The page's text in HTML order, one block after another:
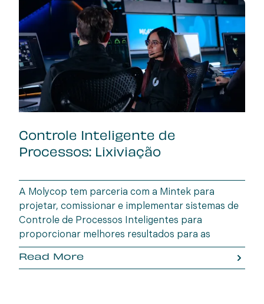
Controle Inteligente de
Processos: Lixiviação
A Molycop tem parceria com a Mintek para
projetar, comissionar e implementar sistemas de
Controle de Processos Inteligentes para
proporcionar melhores resultados para as
operações de processamento mineral.
Read More